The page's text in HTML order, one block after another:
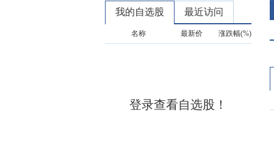
我的自选股 最近访问
名称 最新价 涨跌幅(%)
登录查看自选股！